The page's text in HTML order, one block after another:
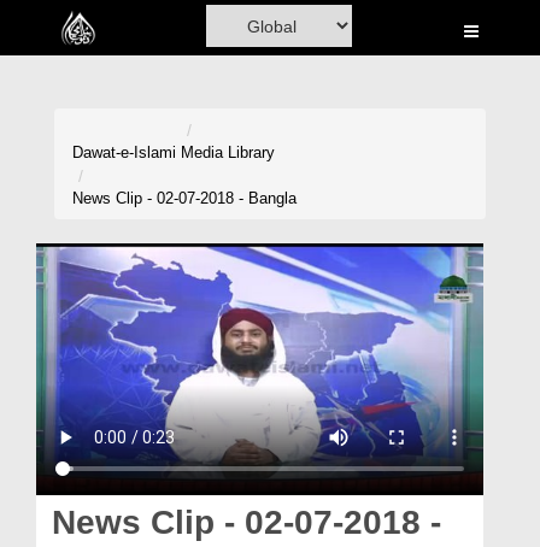
Home
Volunteer Portal
Rohani Ilaj
Donation
Magazine
Dawat-e-Islami Media Library
News Clip - 02-07-2018 - Bangla
News Clip - 02-07-2018 -